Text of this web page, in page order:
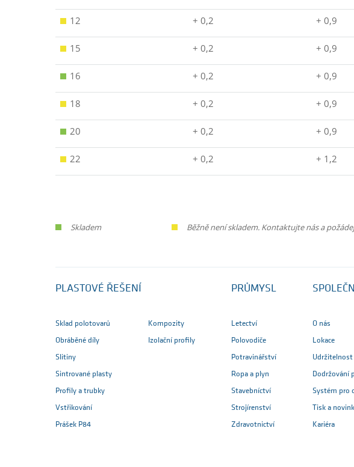
12 + 0,2 + 0,9
15 + 0,2 + 0,9
16 + 0,2 + 0,9
18 + 0,2 + 0,9
20 + 0,2 + 0,9
22 + 0,2 + 1,2
Skladem Běžně není skladem. Kontaktujte nás a
PLASTOVÉ ŘEŠENÍ
Sklad polotovarů
Obráběné díly
Slitiny
Sintrované plasty
Profily a trubky
Vstřikování
Prášek P84
Kompozity
Izolační profily
PRŮMYSL
Letectví
Polovodiče
Potravinářství
Ropa a plyn
Stavebníctví
Strojírenství
Zdravotnictví
O nás
Lokace
Udržitelnost
Dodržování
Systém pro
Tisk a
Kariéra